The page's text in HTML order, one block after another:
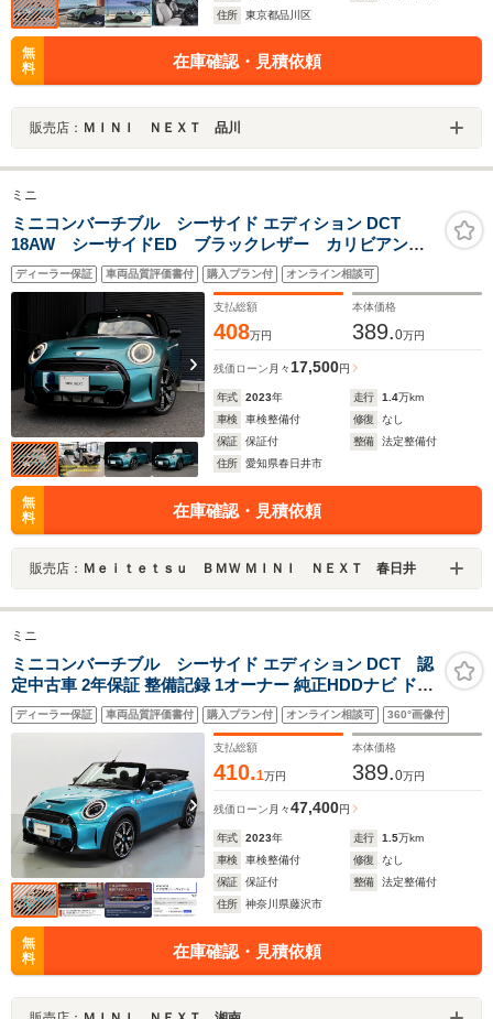
住所
東京都品川区
無
料
在庫確認・見積依頼
販売店： ＭＩＮＩ ＮＥＸＴ 品川
ミニ
ミニコンバーチブル シーサイド エディション DCT
18AW シーサイドED ブラックレザー カリビアンア
クア クーパーS コンバーチブル 純正ナビ ACC シ
ートヒーター 前後PDC バックカメラ ソフトトッ
プ 禁煙 ワンオーナー NEXT認定中古車
ディーラー保証 車両品質評価書付 購入プラン付 オンライン相談可
支払総額
408万円
本体価格
389.0万円
残価ローン 月々17,500円
年式 2023年 走行 1.4万km
車検
車検整備付 修復
なし
保証
保証付 整備
法定整備付
住所
愛知県春日井市
無
料
在庫確認・見積依頼
販売店： Ｍｅｉｔｅｔｓｕ ＢＭＷ ＭＩＮＩ ＮＥＸＴ 春日井
ミニ
ミニコンバーチブル シーサイド エディション DCT 認
定中古車 2年保証 整備記録 1オーナー 純正HDDナビ ドラ
イブアシスト ドライブモード ETCルームミラー レザーシ
ート シートヒーター 前後コナーセンサー リアカメラ UJ
テールレンズ 18インチアルミ
ディーラー保証 車両品質評価書付 購入プラン付 オンライン相談可 360°画像付
支払総額
410.1万円
本体価格
389.0万円
残価ローン 月々47,400円
年式 2023年 走行 1.5万km
車検
車検整備付 修復
なし
保証
保証付 整備
法定整備付
住所
神奈川県藤沢市
無
料
在庫確認・見積依頼